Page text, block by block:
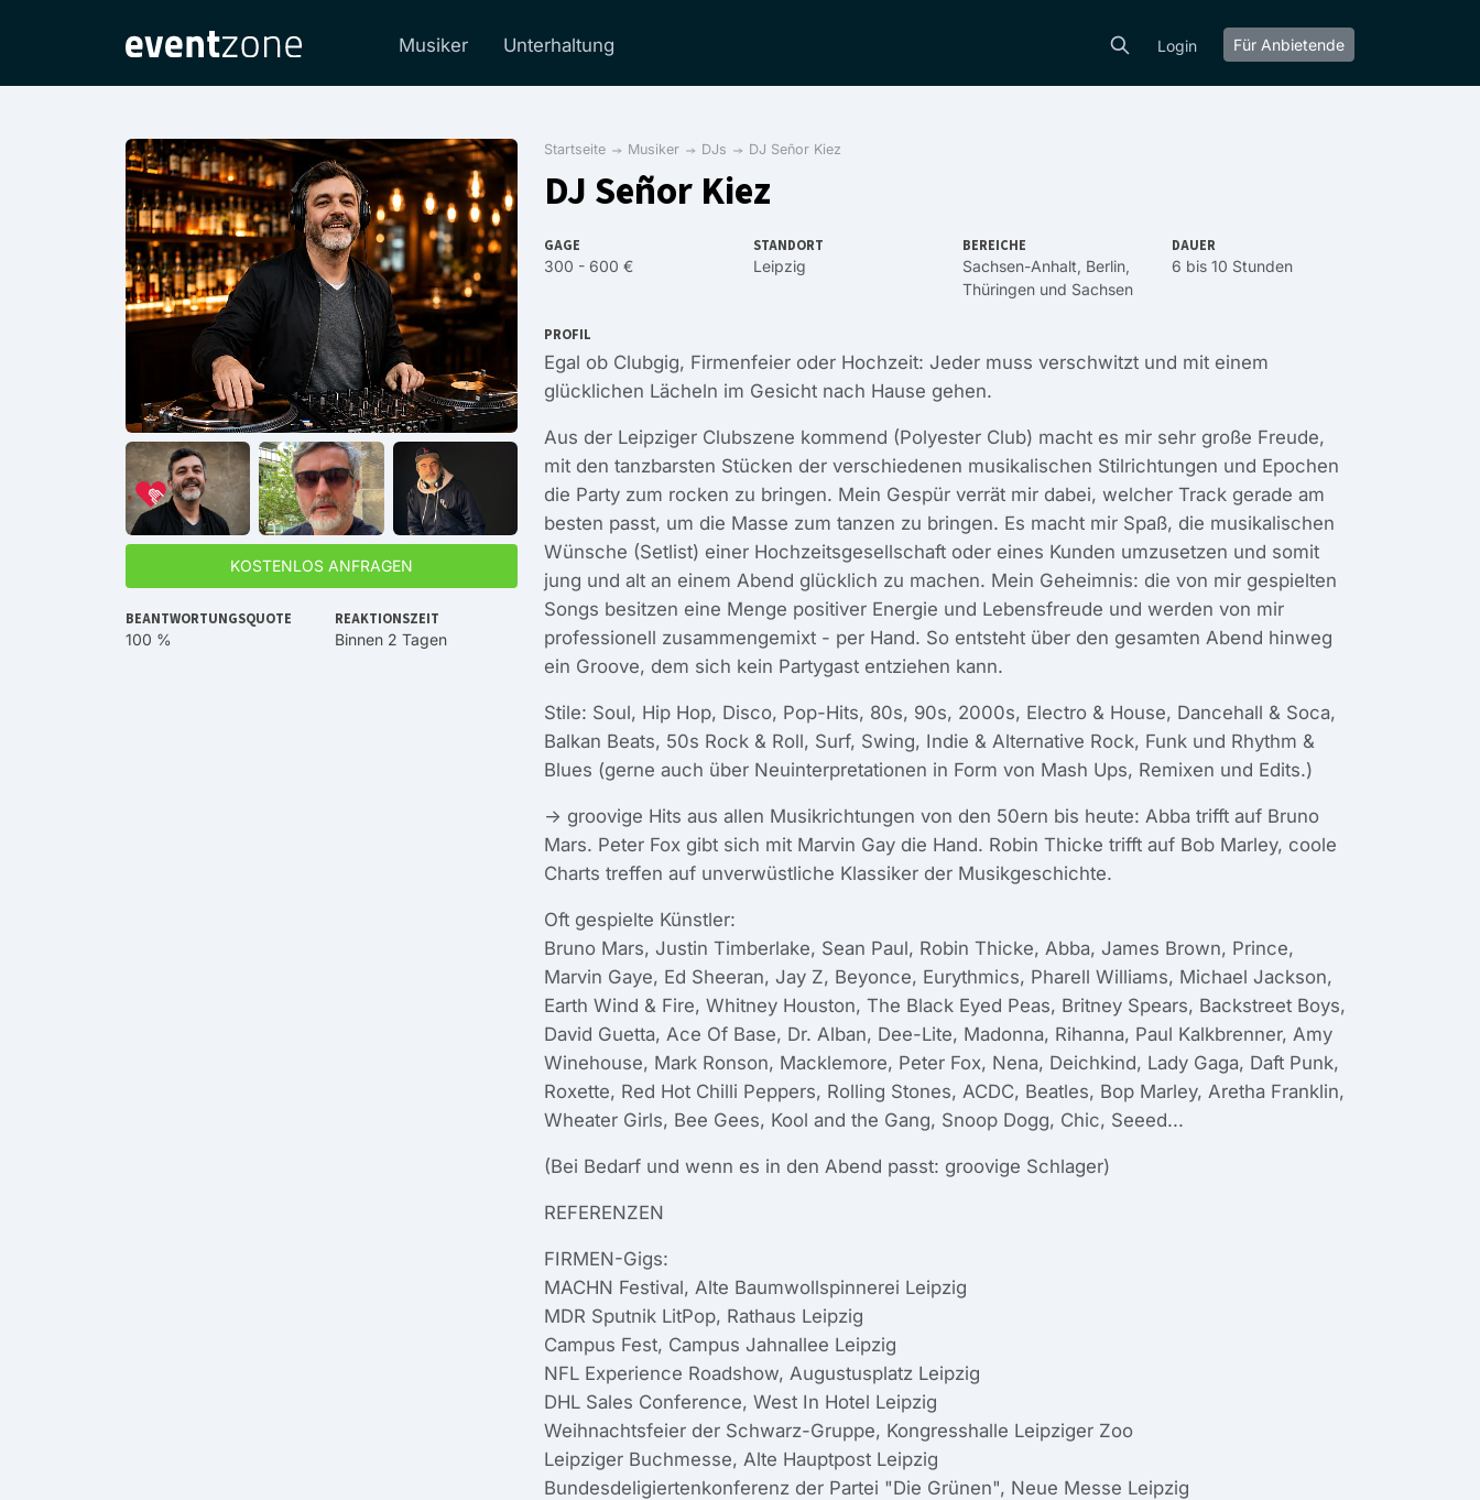
Musiker Unterhaltung Login Für Anbietende
KOSTENLOS ANFRAGEN
BEANTWORTUNGSQUOTE
100 %
REAKTIONSZEIT
Binnen 2 Tagen
Startseite Musiker DJs DJ Señor Kiez
DJ Señor Kiez
GAGE
300 - 600 €
STANDORT
Leipzig
BEREICHE
Sachsen-Anhalt, Berlin,
Thüringen und Sachsen
DAUER
6 bis 10 Stunden
PROFIL
Egal ob Clubgig, Firmenfeier oder Hochzeit: Jeder muss verschwitzt und mit einem
glücklichen Lächeln im Gesicht nach Hause gehen.
Aus der Leipziger Clubszene kommend (Polyester Club) macht es mir sehr große Freude,
mit den tanzbarsten Stücken der verschiedenen musikalischen Stilrichtungen und Epochen
die Party zum rocken zu bringen. Mein Gespür verrät mir dabei, welcher Track gerade am
besten passt, um die Masse zum tanzen zu bringen. Es macht mir Spaß, die musikalischen
Wünsche (Setlist) einer Hochzeitsgesellschaft oder eines Kunden umzusetzen und somit
jung und alt an einem Abend glücklich zu machen. Mein Geheimnis: die von mir gespielten
Songs besitzen eine Menge positiver Energie und Lebensfreude und werden von mir
professionell zusammengemixt - per Hand. So entsteht über den gesamten Abend hinweg
ein Groove, dem sich kein Partygast entziehen kann.
Stile: Soul, Hip Hop, Disco, Pop-Hits, 80s, 90s, 2000s, Electro & House, Dancehall & Soca,
Balkan Beats, 50s Rock & Roll, Surf, Swing, Indie & Alternative Rock, Funk und Rhythm &
Blues (gerne auch über Neuinterpretationen in Form von Mash Ups, Remixen und Edits.)
-> groovige Hits aus allen Musikrichtungen von den 50ern bis heute: Abba trifft auf Bruno
Mars. Peter Fox gibt sich mit Marvin Gay die Hand. Robin Thicke trifft auf Bob Marley, coole
Charts treffen auf unverwüstliche Klassiker der Musikgeschichte.
Oft gespielte Künstler:
Bruno Mars, Justin Timberlake, Sean Paul, Robin Thicke, Abba, James Brown, Prince,
Marvin Gaye, Ed Sheeran, Jay Z, Beyonce, Eurythmics, Pharell Williams, Michael Jackson,
Earth Wind & Fire, Whitney Houston, The Black Eyed Peas, Britney Spears, Backstreet Boys,
David Guetta, Ace Of Base, Dr. Alban, Dee-Lite, Madonna, Rihanna, Paul Kalkbrenner, Amy
Winehouse, Mark Ronson, Macklemore, Peter Fox, Nena, Deichkind, Lady Gaga, Daft Punk,
Roxette, Red Hot Chilli Peppers, Rolling Stones, ACDC, Beatles, Bop Marley, Aretha Franklin,
Wheater Girls, Bee Gees, Kool and the Gang, Snoop Dogg, Chic, Seeed...
(Bei Bedarf und wenn es in den Abend passt: groovige Schlager)
REFERENZEN
FIRMEN-Gigs:
MACHN Festival, Alte Baumwollspinnerei Leipzig
MDR Sputnik LitPop, Rathaus Leipzig
Campus Fest, Campus Jahnallee Leipzig
NFL Experience Roadshow, Augustusplatz Leipzig
DHL Sales Conference, West In Hotel Leipzig
Weihnachtsfeier der Schwarz-Gruppe, Kongresshalle Leipziger Zoo
Leipziger Buchmesse, Alte Hauptpost Leipzig
Bundesdeligiertenkonferenz der Partei "Die Grünen", Neue Messe Leipzig